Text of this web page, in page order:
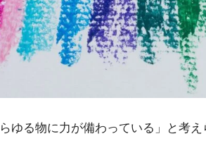
ゆる物に力が備わっている」と考